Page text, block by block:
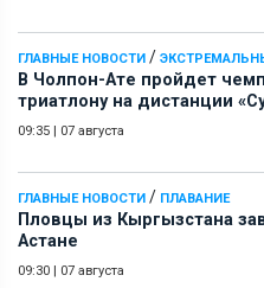
ГЛАВНЫЕ НОВОСТИ /
В Чолпон-Ате пройдет
триатлону на дистанции
09:35 | 07 августа
ГЛАВНЫЕ НОВОСТИ / ПЛАВАНИЕ
Пловцы из Кыргызстана
Астане
09:30 | 07 августа